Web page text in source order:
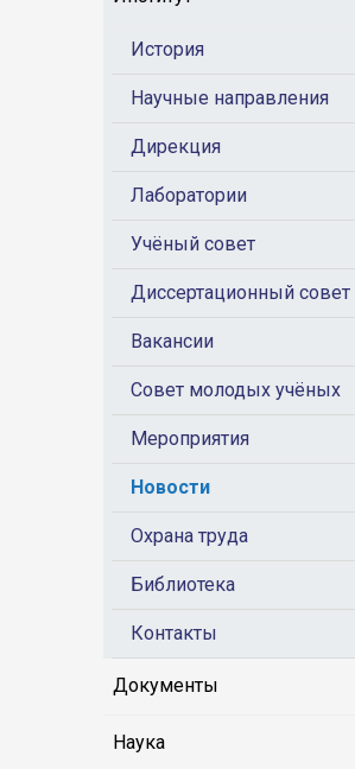
История
Научные направления
Дирекция
Лаборатории
Учёный совет
Диссертационный совет
Вакансии
Совет молодых учёных
Мероприятия
Новости
Охрана труда
Библиотека
Контакты
Документы
Наука